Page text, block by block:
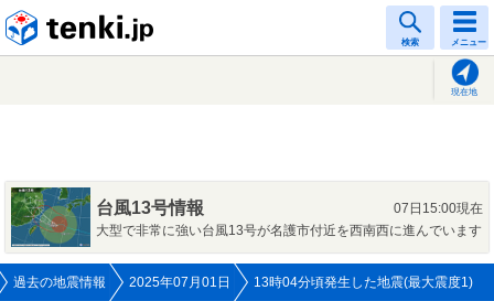
検索 メニュー
現在地
台風13号情報
07日15:00現在
大型で非常に強い台風13号が名護市付近を西南西に進んでいます
過去の地震情報 2025年07月01日 13時04分頃発生した地震(最大震度1)